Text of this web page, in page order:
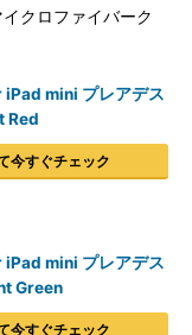
クロファイバーク
mini プレアデス
Red
今すぐチェック
mini プレアデス
Green
今すぐチェック